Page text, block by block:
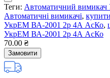
Теги: Автоматичний
Автоматичні вимикачі,
УкрЕМ ВА-2001 2р 4А АсКо,
УкрЕМ ВА-2001 2р 4А АсКо
70.00 ₴
Замовити